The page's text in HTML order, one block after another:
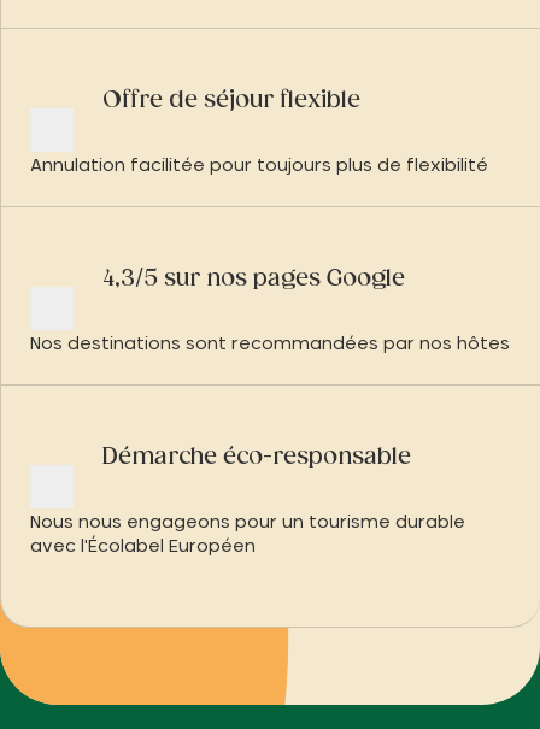
Offre de séjour flexible
Annulation facilitée pour toujours plus de flexibilité
4,3/5 sur nos pages Google
Nos destinations sont recommandées par nos hôtes
Démarche éco-responsable
Nous nous engageons pour un tourisme durable
avec l'Écolabel Européen